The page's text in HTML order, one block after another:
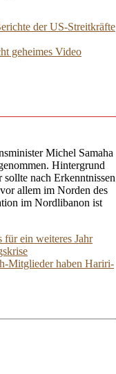
der US-Streitkräfte
geheimes Video
Michel Samaha
Hintergrund
nach Erkenntnissen
allem im Norden des
im Nordlibanon ist
für ein weiteres Jahr
Mitglieder haben Hariri-